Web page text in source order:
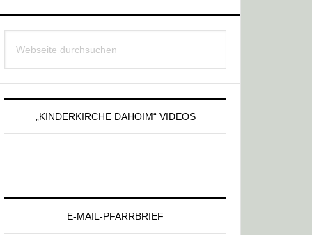
Haupt-
Sidebar
durchsuchen
„KINDERKIRCHE DAHOIM“ VIDEOS
E-MAIL-PFARRBRIEF